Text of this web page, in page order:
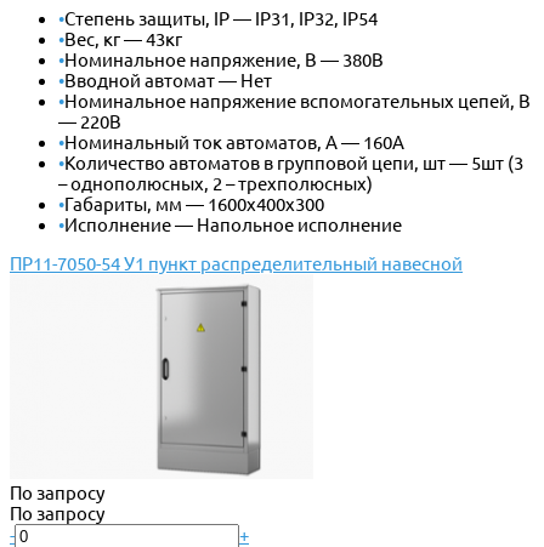
•Степень защиты, IP — IP31, IP32, IP54
•Вес, кг — 43кг
•Номинальное напряжение, В — 380В
•Вводной автомат — Нет
•Номинальное напряжение вспомогательных цепей, В
— 220В
•Номинальный ток автоматов, А — 160А
•Количество автоматов в групповой цепи, шт — 5шт (3
– однополюсных, 2 – трехполюсных)
•Габариты, мм — 1600х400х300
•Исполнение — Напольное исполнение
ПР11-7050-54 У1 пункт распределительный навесной
По запросу
По запросу
-
+